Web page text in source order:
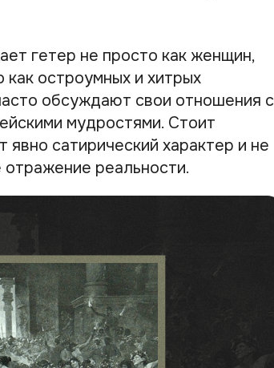
гетер не просто как женщин,
остроумных и хитрых
обсуждают свои отношения с
мудростями. Стоит
явно сатирический характер и не
отражение реальности.